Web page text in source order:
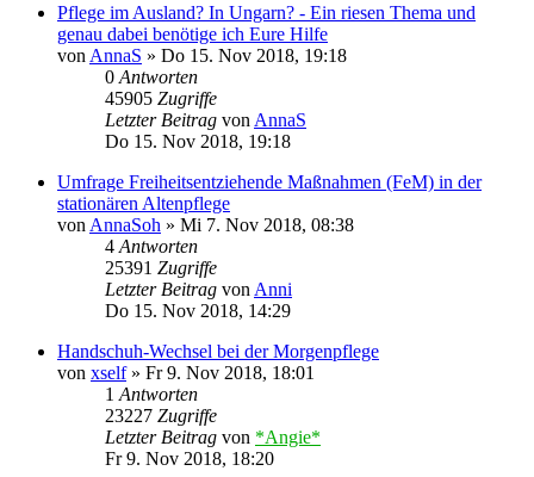
Pflege im Ausland? In Ungarn? - Ein riesen Thema und
genau dabei benötige ich Eure Hilfe
von AnnaS » Do 15. Nov 2018, 19:18
0 Antworten
45905 Zugriffe
Letzter Beitrag von AnnaS
Do 15. Nov 2018, 19:18
Umfrage Freiheitsentziehende Maßnahmen (FeM) in der
stationären Altenpflege
von AnnaSoh » Mi 7. Nov 2018, 08:38
4 Antworten
25391 Zugriffe
Letzter Beitrag von Anni
Do 15. Nov 2018, 14:29
Handschuh-Wechsel bei der Morgenpflege
von xself» Fr 9. Nov 2018, 18:01
1 Antworten
23227 Zugriffe
Letzter Beitrag von *Angie*
Fr 9. Nov 2018, 18:20